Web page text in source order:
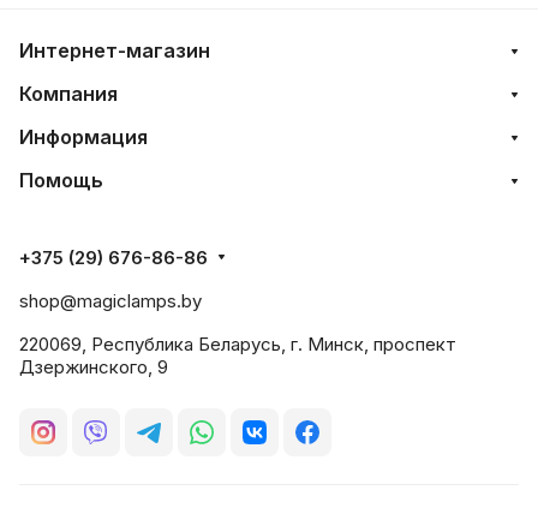
Интернет-магазин
Компания
Информация
Помощь
+375 (29) 676-86-86
shop@magiclamps.by
220069, Республика Беларусь, г. Минск, проспект
Дзержинского, 9